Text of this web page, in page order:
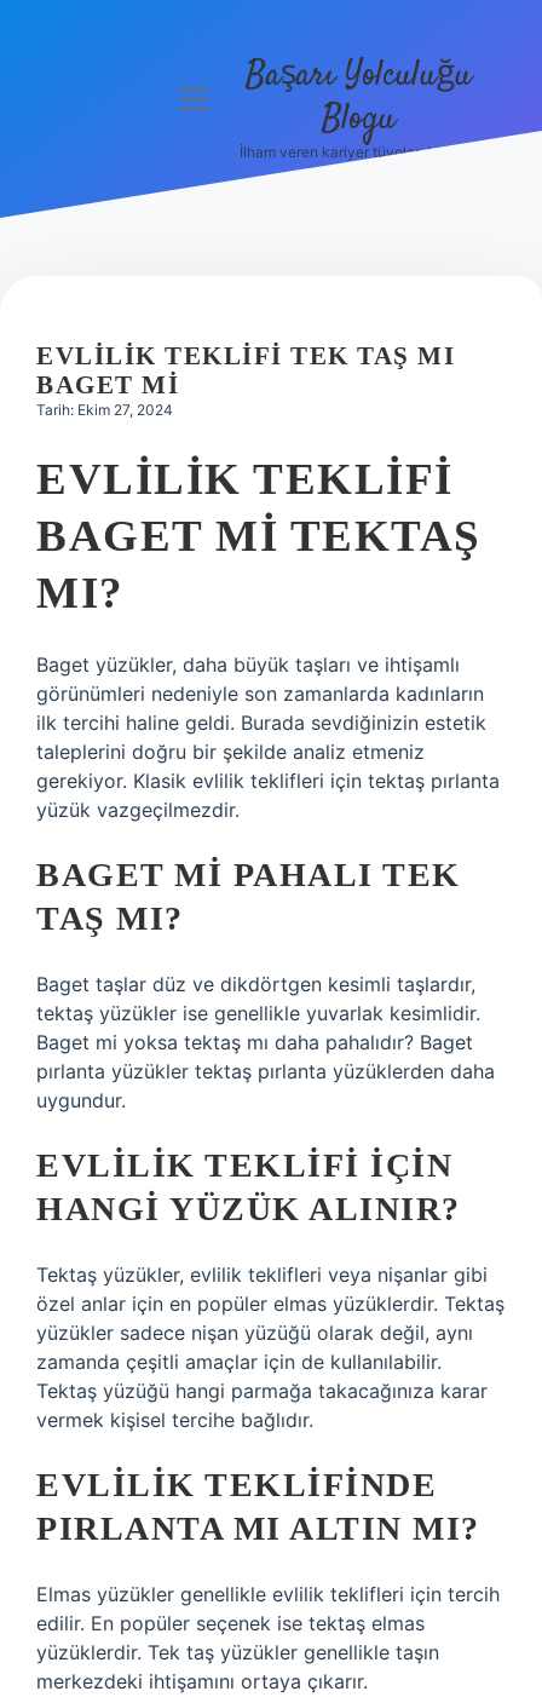
Hakkımızda
menüyüBaşarı Yolculuğu
Blogu
İlham veren kariyer tüyoları burada!
EVLILIK TEKLIFI TEK TAŞ MI
BAGET MI
Tarih: Ekim 27, 2024
EVLILIK TEKLIFI
BAGET MI TEKTAŞ
MI?
Baget yüzükler, daha büyük taşları ve ihtişamlı
görünümleri nedeniyle son zamanlarda kadınların
ilk tercihi haline geldi. Burada sevdiğinizin estetik
taleplerini doğru bir şekilde analiz etmeniz
gerekiyor. Klasik evlilik teklifleri için tektaş pırlanta
yüzük vazgeçilmezdir.
BAGET MI PAHALI TEK
TAŞ MI?
Baget taşlar düz ve dikdörtgen kesimli taşlardır,
tektaş yüzükler ise genellikle yuvarlak kesimlidir.
Baget mi yoksa tektaş mı daha pahalıdır? Baget
pırlanta yüzükler tektaş pırlanta yüzüklerden daha
uygundur.
EVLILIK TEKLIFI IÇIN
HANGI YÜZÜK ALINIR?
Tektaş yüzükler, evlilik teklifleri veya nişanlar gibi
özel anlar için en popüler elmas yüzüklerdir. Tektaş
yüzükler sadece nişan yüzüğü olarak değil, aynı
zamanda çeşitli amaçlar için de kullanılabilir.
Tektaş yüzüğü hangi parmağa takacağınıza karar
vermek kişisel tercihe bağlıdır.
EVLILIK TEKLIFINDE
PIRLANTA MI ALTIN MI?
Elmas yüzükler genellikle evlilik teklifleri için tercih
edilir. En popüler seçenek ise tektaş elmas
yüzüklerdir. Tek taş yüzükler genellikle taşın
merkezdeki ihtişamını ortaya çıkarır.